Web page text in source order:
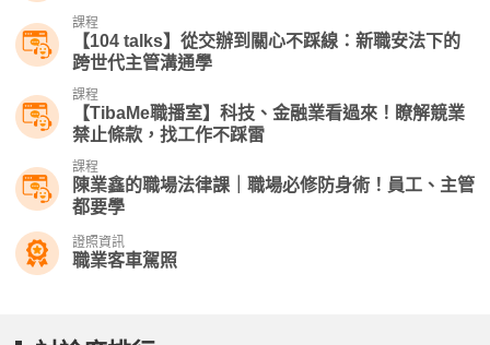
課程
【104 talks】從交辦到關心不踩線：新職安法下的
跨世代主管溝通學
課程
【TibaMe職播室】科技、金融業看過來！瞭解競業
禁止條款，找工作不踩雷
課程
陳業鑫的職場法律課｜職場必修防身術！員工、主管
都要學
證照資訊
職業客車駕照